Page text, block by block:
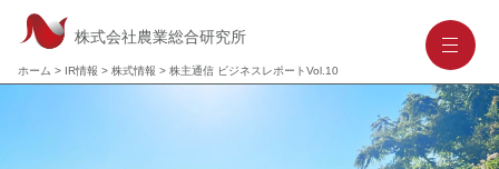
株式会社農業総合研究所
ホーム > IR情報 > 株式情報 > 株主通信 ビジネスレポートVol.10
--